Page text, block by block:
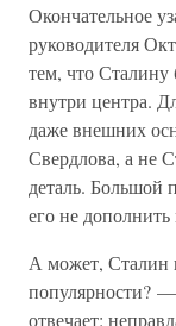
Окончательное
руководителя
тем, что Сталину
внутри центра.
даже внешних
Свердлова, а не
деталь. Большой
его не
А может, Сталин
популярности?
отвечает: